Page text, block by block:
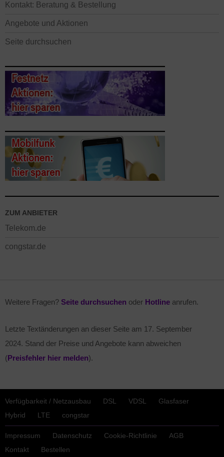
Kontakt: Beratung & Bestellung
Angebote und Aktionen
Seite durchsuchen
ZUM ANBIETER
Telekom.de
congstar.de
Weitere Fragen? Seite durchsuchen oder Hotline anrufen.
Letzte Textänderungen an dieser Seite am 17. September
2024. Stand der Preise und Angebote kann abweichen
(Preisfehler hier melden).
Verfügbarkeit / Netzausbau DSL VDSL
Glasfaser
Hybrid
LTE congstar
Impressum Datenschutz Cookie-Richtlinie
AGB
Kontakt
Bestellen